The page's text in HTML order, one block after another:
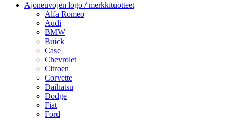
Ajoneuvojen logo / merkkituotteet
Alfa Romeo
Audi
BMW
Buick
Case
Chevrolet
Citroen
Corvette
Daihatsu
Dodge
Fiat
Ford